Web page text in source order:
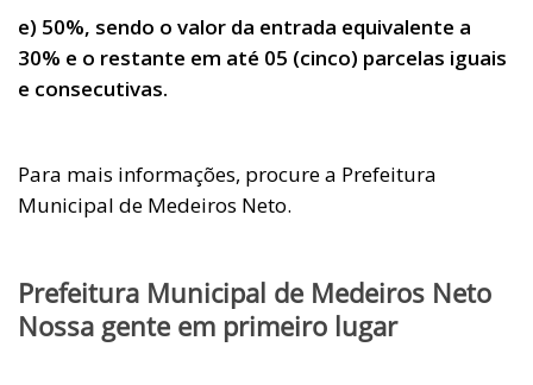
e) 50%, sendo o valor da entrada equivalente a
30% e o restante em até 05 (cinco) parcelas iguais
e consecutivas.
Para mais informações, procure a Prefeitura
Municipal de Medeiros Neto.
Prefeitura Municipal de Medeiros Neto
Nossa gente em primeiro lugar